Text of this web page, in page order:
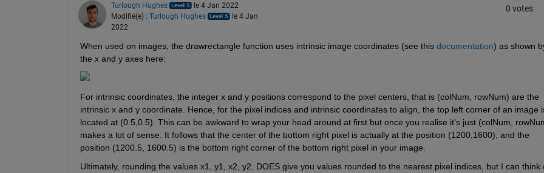
Turlough Hughes
le 4 Jan 2022
Modifié(e) : Turlough Hughes
le 4 Jan
2022
0 votes
When used on images, the drawrectangle function uses intrinsic image coordinates (see this documentation) as shown
the x and y axes here:
For intrinsic coordinates, the integer x and y positions correspond to the pixel centers, that is (colNum, rowNum) are the
intrinsic x and y coordinate. Hence, for the pixel indices and intrinsic coordinates to align, the top left corner of an image
located at (0.5,0.5). This can be awkward to wrap your head around at first but once you realise it's just (colNum,
makes a lot of sense. It follows that the center of the bottom right pixel is actually at the position (1200,1600), and the
position (1200.5, 1600.5) is the bottom right corner of the bottom right pixel in your image.
Ultimately, rounding the values x1, y1, x2, y2, DOES give you values rounded to the nearest pixel indices, but I can think